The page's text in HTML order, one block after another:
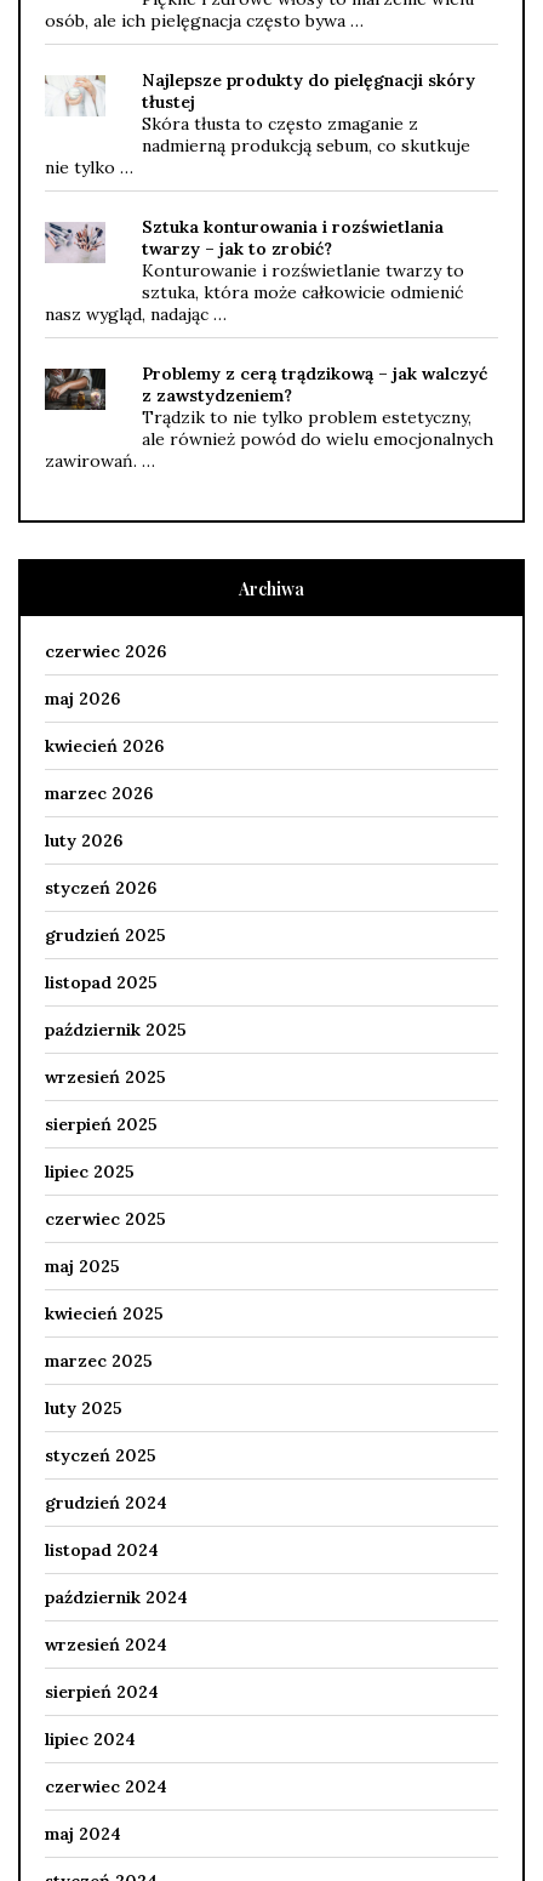
osób, ale ich pielęgnacja często bywa …
Najlepsze produkty do pielęgnacji skóry
tłustej
Skóra tłusta to często zmaganie z
nadmierną produkcją sebum, co skutkuje
nie tylko …
Sztuka konturowania i rozświetlania
twarzy – jak to zrobić?
Konturowanie i rozświetlanie twarzy to
sztuka, która może całkowicie odmienić
nasz wygląd, nadając …
Problemy z cerą trądzikową – jak walczyć
z zawstydzeniem?
Trądzik to nie tylko problem estetyczny,
ale również powód do wielu emocjonalnych
zawirowań. …
Archiwa
czerwiec 2026
maj 2026
kwiecień 2026
marzec 2026
luty 2026
styczeń 2026
grudzień 2025
listopad 2025
październik 2025
wrzesień 2025
sierpień 2025
lipiec 2025
czerwiec 2025
maj 2025
kwiecień 2025
marzec 2025
luty 2025
styczeń 2025
grudzień 2024
listopad 2024
październik 2024
wrzesień 2024
sierpień 2024
lipiec 2024
czerwiec 2024
maj 2024